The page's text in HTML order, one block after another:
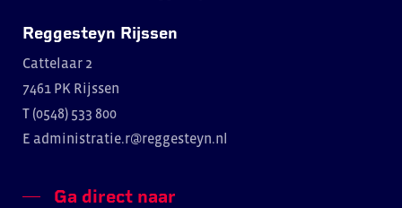
Reggesteyn Rijssen
Cattelaar 2
7461 PK Rijssen
T (0548) 533 800
E administratie.r@reggesteyn.nl
Ga direct naar